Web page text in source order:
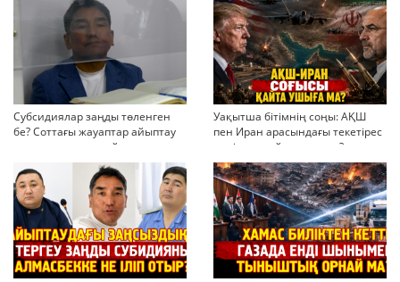
Субсидиялар заңды төленген
бе? Соттағы жауаптар айыптау
тұжырымдарын қайта қарауға
негіз бола ала ма?
Уақытша бітімнің соңы: АҚШ
пен Иран арасындағы текетірес
неліктен қайта ушықты?